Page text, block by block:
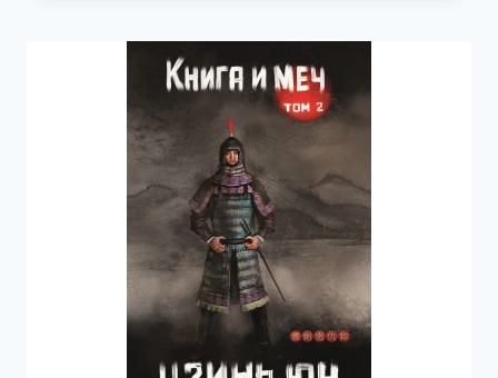
3
ВАЛЕРИЙ
АТАМАШКИН